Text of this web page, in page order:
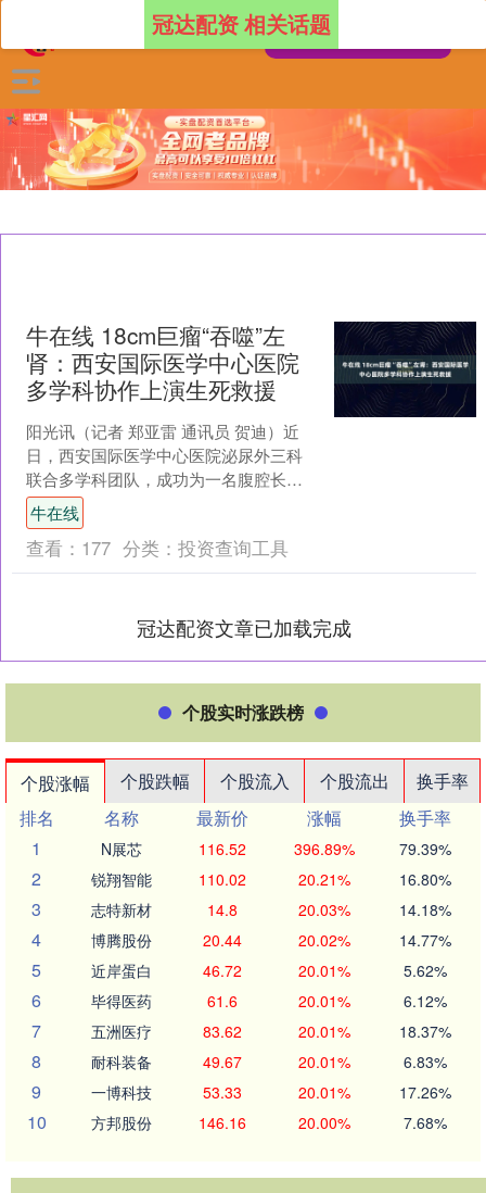
冠达配资 相关话题
牛在线 18cm巨瘤“吞噬”左
肾：西安国际医学中心医院
多学科协作上演生死救援
阳光讯（记者 郑亚雷 通讯员 贺迪）近
日，西安国际医学中心医院泌尿外三科
联合多学科团队，成功为一名腹腔长有
18cm巨大肿瘤的患者实施手术，从“死亡
边缘”将其拉回....
牛在线
查看： 177 分类： 投资查询工具
冠达配资文章已加载完成
个股实时涨跌榜
个股涨幅 个股跌幅 个股流入 个股流出
换手率
排名
名称 最新价 涨幅
换手率
1
N展芯 116.52 396.89% 79.39%
2 锐翔智能 110.02 20.21% 16.80%
3 志特新材 14.8 20.03% 14.18%
4 博腾股份 20.44 20.02% 14.77%
5 近岸蛋白 46.72 20.01% 5.62%
6 毕得医药 61.6 20.01% 6.12%
7 五洲医疗 83.62 20.01% 18.37%
8 耐科装备 49.67 20.01% 6.83%
9 一博科技 53.33 20.01% 17.26%
10 方邦股份 146.16 20.00% 7.68%